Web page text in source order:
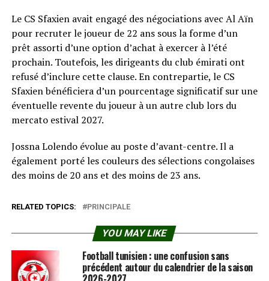
Le CS Sfaxien avait engagé des négociations avec Al Aïn
pour recruter le joueur de 22 ans sous la forme d’un
prêt assorti d’une option d’achat à exercer à l’été
prochain. Toutefois, les dirigeants du club émirati ont
refusé d’inclure cette clause. En contrepartie, le CS
Sfaxien bénéficiera d’un pourcentage significatif sur une
éventuelle revente du joueur à un autre club lors du
mercato estival 2027.
Jossna Lolendo évolue au poste d’avant-centre. Il a
également porté les couleurs des sélections congolaises
des moins de 20 ans et des moins de 23 ans.
RELATED TOPICS: PRINCIPALE
YOU MAY LIKE
Football tunisien : une confusion sans
précédent autour du calendrier de la saison